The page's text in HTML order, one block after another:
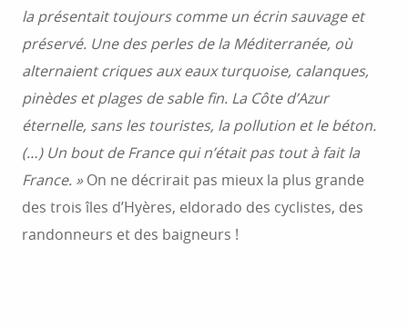
la présentait toujours comme un écrin sauvage et
préservé. Une des perles de la Méditerranée, où
alternaient criques aux eaux turquoise, calanques,
pinèdes et plages de sable fin. La Côte d’Azur
éternelle, sans les touristes, la pollution et le béton.
(…) Un bout de France qui n’était pas tout à fait la
France. »On ne décrirait pas mieux la plus grande
des trois îles d’Hyères, eldorado des cyclistes, des
randonneurs et des baigneurs !